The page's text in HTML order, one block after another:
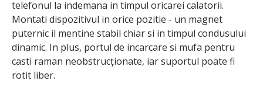
telefonul la indemana in timpul oricarei calatorii.
Montati dispozitivul in orice pozitie - un magnet
puternic il mentine stabil chiar si in timpul condusului
dinamic. In plus, portul de incarcare si mufa pentru
casti raman neobstrucționate, iar suportul poate fi
rotit liber.